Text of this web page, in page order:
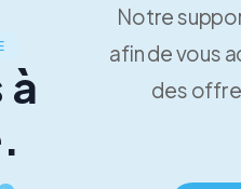
à
Notre
afin de vous
des